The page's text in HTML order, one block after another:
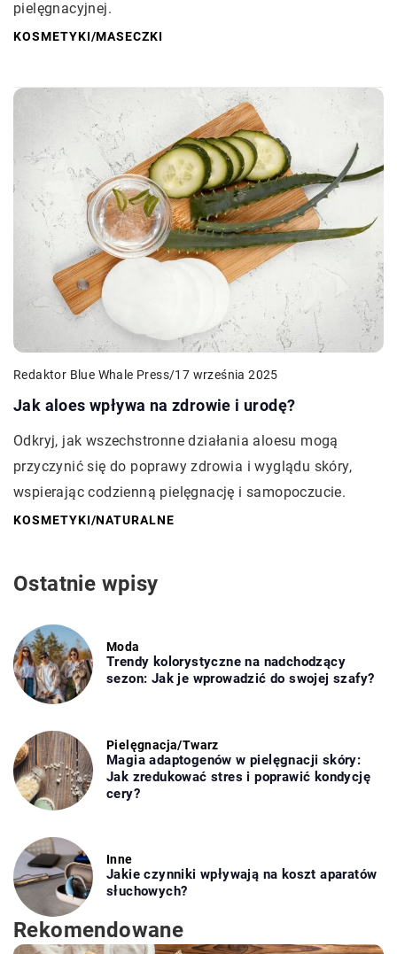
pielęgnacyjnej.
KOSMETYKI/MASECZKI
Redaktor Blue Whale Press/17 września 2025
Jak aloes wpływa na zdrowie i urodę?
Odkryj, jak wszechstronne działania aloesu mogą
przyczynić się do poprawy zdrowia i wyglądu skóry,
wspierając codzienną pielęgnację i samopoczucie.
KOSMETYKI/NATURALNE
Ostatnie wpisy
Moda
Trendy kolorystyczne na nadchodzący
sezon: Jak je wprowadzić do swojej szafy?
Pielęgnacja/Twarz
Magia adaptogenów w pielęgnacji skóry:
Jak zredukować stres i poprawić kondycję
cery?
Inne
Jakie czynniki wpływają na koszt aparatów
słuchowych?
Rekomendowane